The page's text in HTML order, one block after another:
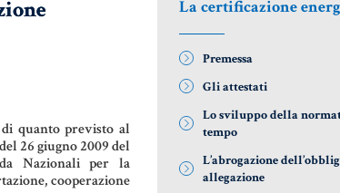
AZIENDA &
DI RETE
ENTI NO-
PROFIT
quanto previsto al
26 giugno 2009 del
Nazionali per la
cooperazione
La certificazione
Premessa
Gli attestati
Lo sviluppo della
tempo
L’abrogazione
allegazione